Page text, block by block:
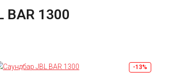
BAR 1300
-13%